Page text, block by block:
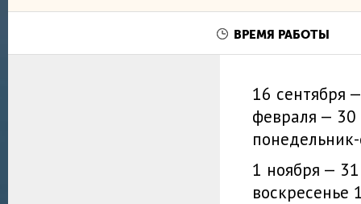
ВРЕМЯ РАБОТЫ
16 сентября
февраля — 30
1 ноября —
воскресенье